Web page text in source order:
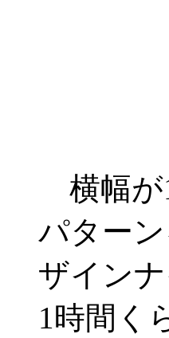
横幅が
パター
ザイン
1時間く